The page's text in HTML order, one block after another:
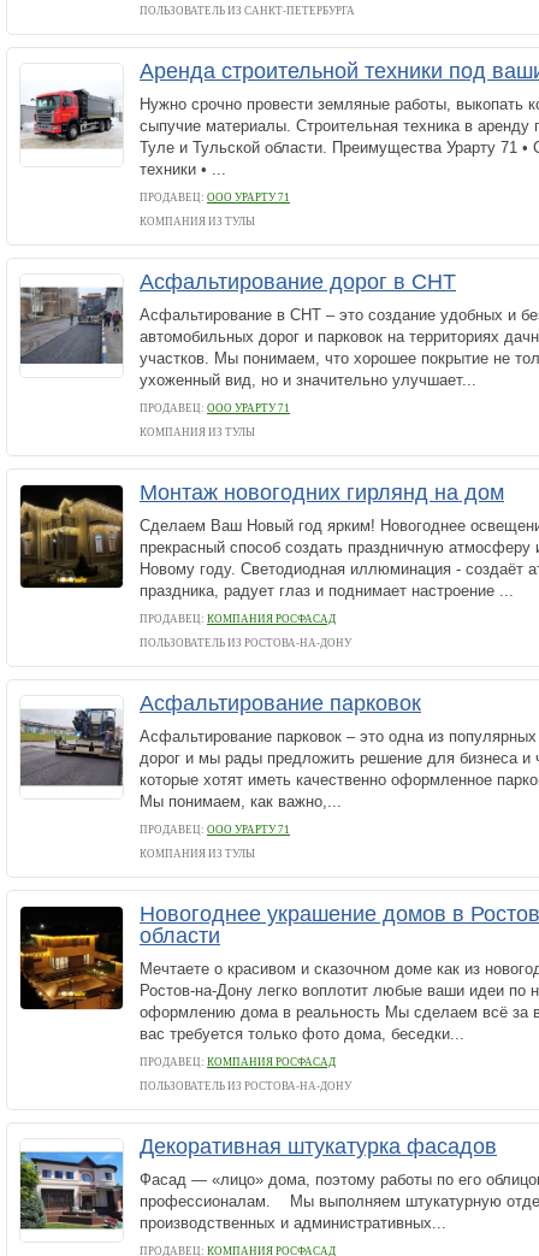
ПОЛЬЗОВАТЕЛЬ ИЗ САНКТ-ПЕТЕРБУРГА
Аренда строительной техники под
Нужно срочно провести земляные работы, выкопать
сыпучие материалы. Строительная техника в
Туле и Тульской области. Преимущества Урарту 71 •
техники • ...
ПРОДАВЕЦ: ООО УРАРТУ 71
КОМПАНИЯ ИЗ ТУЛЫ
Асфальтирование дорог в СНТ
Асфальтирование в СНТ – это создание удобных и
автомобильных дорог и парковок на территориях
участков. Мы понимаем, что хорошее покрытие не
ухоженный вид, но и значительно улучшает...
ПРОДАВЕЦ: ООО УРАРТУ 71
КОМПАНИЯ ИЗ ТУЛЫ
Монтаж новогодних гирлянд на дом
Сделаем Ваш Новый год ярким! Новогоднее
прекрасный способ создать праздничную атмосферу
Новому году. Светодиодная иллюминация - создаёт
праздника, радует глаз и поднимает настроение ...
ПРОДАВЕЦ: КОМПАНИЯ РОСФАСАД
ПОЛЬЗОВАТЕЛЬ ИЗ РОСТОВА-НА-ДОНУ
Асфальтирование парковок
Асфальтирование парковок – это одна из
дорог и мы рады предложить решение для бизнеса и
которые хотят иметь качественно оформленное
Мы понимаем, как важно,...
ПРОДАВЕЦ: ООО УРАРТУ 71
КОМПАНИЯ ИЗ ТУЛЫ
Новогоднее украшение домов в
области
Мечтаете о красивом и сказочном доме как из
Ростов-на-Дону легко воплотит любые ваши идеи по
оформлению дома в реальность Мы сделаем всё за
вас требуется только фото дома, беседки...
ПРОДАВЕЦ: КОМПАНИЯ РОСФАСАД
ПОЛЬЗОВАТЕЛЬ ИЗ РОСТОВА-НА-ДОНУ
Декоративная штукатурка фасадов
Фасад — «лицо» дома, поэтому работы по его
профессионалам. Мы выполняем штукатурную
производственных и административных...
ПРОДАВЕЦ: КОМПАНИЯ РОСФАСАД